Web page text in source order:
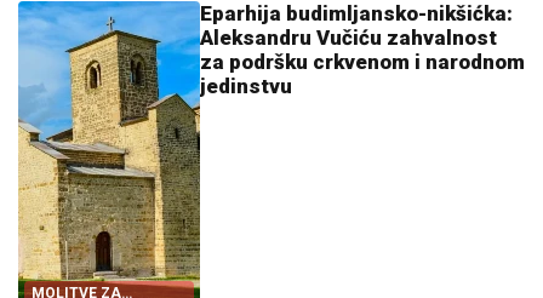
MOLITVE ZA
Eparhija budimljansko-nikšićka:
Aleksandru Vučiću zahvalnost
za podršku crkvenom i narodnom
jedinstvu